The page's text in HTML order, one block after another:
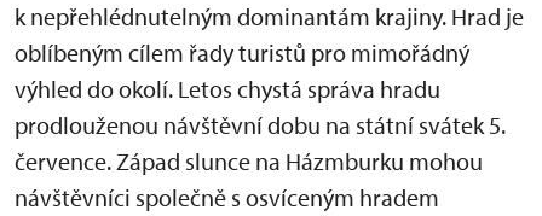
k nepřehlédnutelným dominantám krajiny. Hrad je
oblíbeným cílem řady turistů pro mimořádný
výhled do okolí. Letos chystá správa hradu
prodlouženou návštěvní dobu na státní svátek 5.
července. Západ slunce na Házmburku mohou
návštěvníci společně s osvíceným hradem